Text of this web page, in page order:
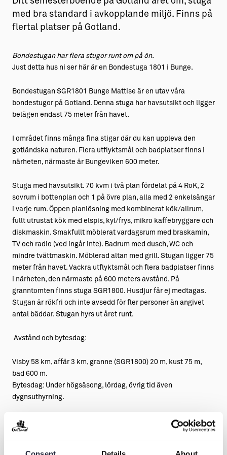
med bra standard i avkopplande miljö. Finns på
flertal platser på Gotland.
Bondestugan har flera stugor runt om på ön.
Just detta hus ni ser här är en Bondestuga 1801 i Bunge.
Bondestugan SGR1801 Bunge Mattise är en utav våra
bondestugor på Gotland. Denna stuga har havsutsikt och ligger
belägen endast 75 meter från havet.
I området finns många fina stigar där du kan uppleva den
gotländska naturen. Flera utflyktsmål och badplatser finns i
närheten, närmaste är Bungeviken 600 meter.
Stuga med havsutsikt. 70 kvm i två plan fördelat på 4 RoK, 2
sovrum i bottenplan och 1 på övre plan, alla med 2 enkelsängar
i varje rum. Öppen planlösning med kombinerat kök/allrum,
fullt utrustat kök med elspis, kyl/frys, mikro kaffebryggare och
diskmaskin. Smakfullt möblerat vardagsrum med braskamin,
TV och radio (ved ingår inte). Badrum med dusch, WC och
mindre tvättmaskin. Möblerad altan med grill. Stugan ligger 75
meter från havet. Vackra utflyktsmål och flera badplatser finns
i närheten, den närmaste på 600 meters avstånd. På
granntomten finns stuga SGR1800. Husdjur får ej medtagas.
Stugan är rökfri och inte avsedd för fler personer än angivet
antal bäddar. Stugan hyrs ut året runt.
Avstånd och bytesdag:
Visby 58 km, affär 3 km, granne (SGR1800) 20 m, kust 75 m,
bad 600 m.
Bytesdag: Under högsäsong, lördag, övrig tid även
dygnsuthyrning.